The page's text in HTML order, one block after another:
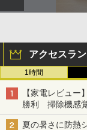
アクセスラ
1時間
【家電レビュ
勝利 掃除機感
夏の暑さに防熱